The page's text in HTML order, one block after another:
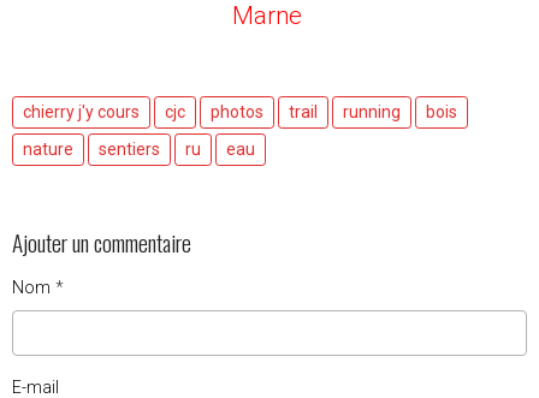
Marne
chierry j'y cours cjc photos trail running
bois
nature
sentiers ru eau
Ajouter un commentaire
Nom
E-mail